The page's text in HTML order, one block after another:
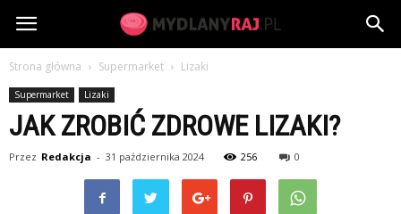
MydlanyRaj.pl
Strona główna Supermarket Lizaki
Supermarket Lizaki
JAK ZROBIĆ ZDROWE LIZAKI?
Przez Redakcja - 31 października 2024 256 0